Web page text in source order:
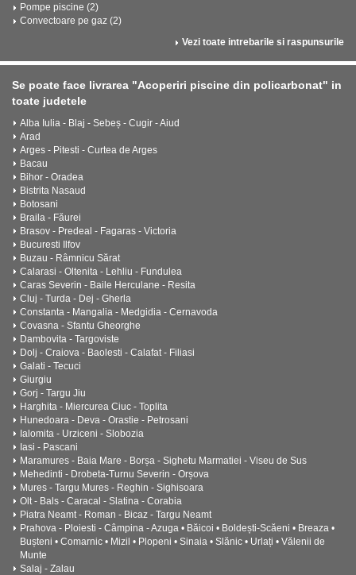
Pompe piscine (2)
Convectoare pe gaz (2)
Vezi toate intrebarile si raspunsurile
Se poate face livrarea "Acoperiri piscine din policarbonat" in
toate judetele
Alba Iulia - Blaj - Sebeș - Cugir - Aiud
Arad
Arges - Pitesti - Curtea de Arges
Bacau
Bihor - Oradea
Bistrita Nasaud
Botosani
Braila - Făurei
Brasov - Predeal - Fagaras - Victoria
Bucuresti Ilfov
Buzau - Râmnicu Sărat
Calarasi - Oltenita - Lehliu - Fundulea
Caras Severin - Baile Herculane - Resita
Cluj - Turda - Dej - Gherla
Constanta - Mangalia - Medgidia - Cernavoda
Covasna - Sfantu Gheorghe
Dambovita - Targoviste
Dolj - Craiova - Baolesti - Calafat - Filiasi
Galati - Tecuci
Giurgiu
Gorj - Targu Jiu
Harghita - Miercurea Ciuc - Toplita
Hunedoara - Deva - Orastie - Petrosani
Ialomita - Urziceni - Slobozia
Iasi - Pascani
Maramures - Baia Mare - Borșa - Sighetu Marmatiei - Viseu de Sus
Mehedinti - Drobeta-Turnu Severin - Orșova
Mures - Targu Mures - Reghin - Sighisoara
Olt - Bals - Caracal - Slatina - Corabia
Piatra Neamt - Roman - Bicaz - Targu Neamt
Prahova - Ploiesti - Câmpina - Azuga • Băicoi • Boldești-Scăeni • Breaza •
Bușteni • Comarnic • Mizil • Plopeni • Sinaia • Slănic • Urlați • Vălenii de
Munte
Salaj - Zalau